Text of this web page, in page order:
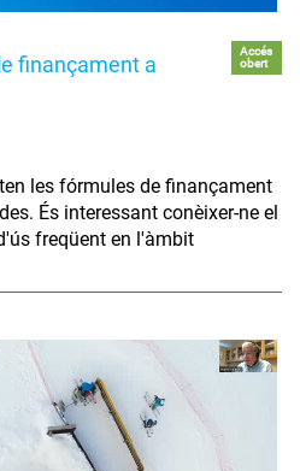
finançament a
Accés
obert
les fórmules de finançament
És interessant conèixer-ne el
freqüent en l'àmbit